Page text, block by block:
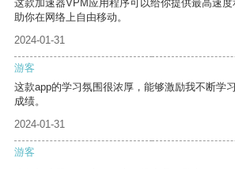
这款加速器VPM应用程序可以给你提供最高速
助你在网络上自由移动。
2024-01-31
游客
这款app的学习氛围很浓厚，能够激励我不断学
成绩。
2024-01-31
游客